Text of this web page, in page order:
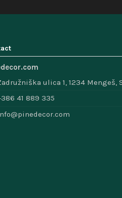
ulica 1, 1234 Mengeš,
41 889 335